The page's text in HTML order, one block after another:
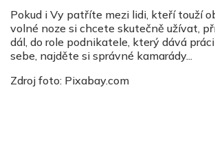
Pokud i Vy patříte mezi lidi, kteří touží
volné noze si chcete skutečně užívat,
dál, do role podnikatele, který dává
sebe, najděte si správné kamarády...
Zdroj foto: Pixabay.com